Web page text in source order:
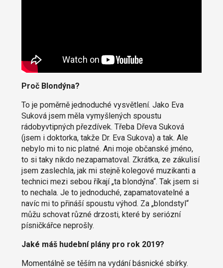
Proč Blondýna?
To je poměrně jednoduché vysvětlení. Jako Eva
Suková jsem měla vymyšlených spoustu
rádobyvtipných přezdívek. Třeba Dřeva Suková
(jsem i doktorka, takže Dr. Eva Sukova) a tak. Ale
nebylo mi to nic platné. Ani moje občanské jméno,
to si taky nikdo nezapamatoval. Zkrátka, ze zákulisí
jsem zaslechla, jak mi stejně kolegové muzikanti a
technici mezi sebou říkají „ta blondýna“. Tak jsem si
to nechala. Je to jednoduché, zapamatovatelné a
navíc mi to přináší spoustu výhod. Za „blondstyl“
můžu schovat různé drzosti, které by seriózní
písničkářce neprošly.
Jaké máš hudební plány pro rok 2019?
Momentálně se těším na vydání básnické sbírky.